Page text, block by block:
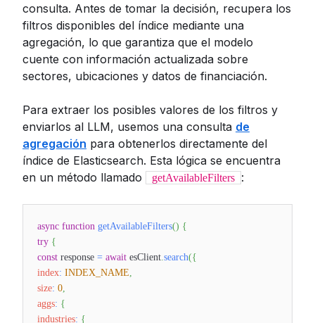
consulta. Antes de tomar la decisión, recupera los
filtros disponibles del índice mediante una
agregación, lo que garantiza que el modelo
cuente con información actualizada sobre
sectores, ubicaciones y datos de financiación.
Para extraer los posibles valores de los filtros y
enviarlos al LLM, usemos una consulta de
agregación para obtenerlos directamente del
índice de Elasticsearch. Esta lógica se encuentra
en un método llamado
getAvailableFilters :
async function getAvailableFilters() {
try {
const response = await esClient.search({
index: INDEX_NAME,
size: 0,
aggs: {
industries: {